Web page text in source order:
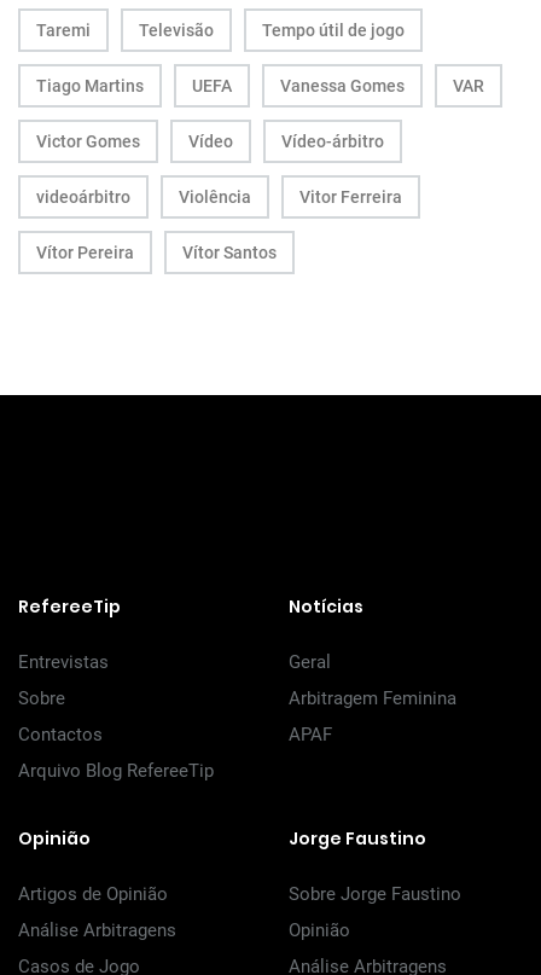
Taremi Televisão Tempo útil de jogo
Tiago Martins UEFA Vanessa Gomes VAR
Victor Gomes Vídeo Vídeo-árbitro
videoárbitro Violência Vitor Ferreira
Vítor Pereira Vítor Santos
RefereeTip
Entrevistas
Sobre
Contactos
Arquivo Blog RefereeTip
Notícias
Geral
Arbitragem Feminina
APAF
Opinião
Artigos de Opinião
Análise Arbitragens
Casos de Jogo
Jorge Faustino
Sobre Jorge Faustino
Opinião
Análise Arbitragens